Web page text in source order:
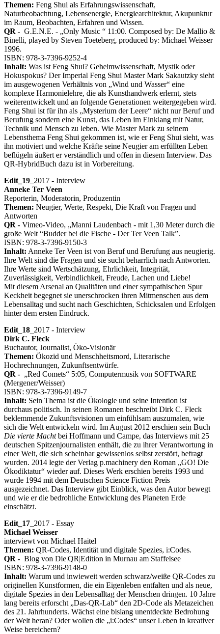
Themen: Feng Shui als Erfahrungswissenschaft,
Naturbeobachtung, Lebensenergie, Energiearchitektur, Akupunktur
im Raum, Beobachten, Erfahren und Wissen.
QR - G.E.N.E. - „Only Music “ 11:00. Composed by: De Mallio &
Binelli, played by Steven Toeteberg, produced by: Michael Weisser
1996.
ISBN: 978-3-7396-9252-4
Inhalt: Was ist Feng Shui? Geheimwissenschaft, Mystik oder
Hokuspokus? Der Imperial Feng Shui Master Mark Sakautzky sieht
im ausgewogenen Verhältnis von „Wind und Wasser“ eine
komplexe Harmonielehre, die als Kunsthandwerk erlernt, stets
weiterentwickelt und an folgende Generationen weitergegeben wird.
Feng Shui ist für ihn als „Mysterium der Leere“ nicht nur Beruf und
Berufung sondern eine Kunst, das Leben im Einklang mit Natur,
Technik und Mensch zu leben. Wie Master Mark zu seinem
Lebensthema Feng Shui gekommen ist, wie er Feng Shui sieht, was
ihn motiviert und welche Kräfte seine Neugier am erfüllten Leben
beflügeln äußert er verständlich und offen in diesem Interview. Das
QR-HybridBuch dazu ist in Vorbereitung.
Edit_19 _2017 - Interview
Anneke Ter Veen
Reporterin, Moderatorin, Produzentin
Themen: Neugier, Werte, Respekt, Die Kraft von Fragen und
Antworten
QR - Vimeo-Video, „Manni Laudenbach - mit 1,30 Meter durch die
große Welt “Budder bei die Fische - Der Ter Veen Talk”.
ISBN: 978-3-7396-9150-3
Inhalt: Anneke Ter Veen ist von Beruf und Berufung aus neugierig.
Ihre Welt sind die Fragen und sie sucht beharrlich nach Antworten.
Ihre Werte sind Wertschätzung, Ehrlichkeit, Integrität,
Zuverlässigkeit, Verbindlichkeit, Freude, Lachen und Liebe!
Mit diesem Arsenal an Qualitäten und einer sympathischen Spur
Keckheit begegnet sie unerschrocken ihren Mitmenschen aus dem
Lebensalltag und sucht nach Geschichten, Schicksalen und Erfolgen
hinter dem ersten Eindruck.
Edit_18 _2017 - Interview
Dirk C. Fleck
Buchautor, Journalist, Öko-Visionär
Themen: Ökozid und Menschheitsmord, Literarische
Hochrechnungen, Zukunftsentwürfe.
QR - „Red Comets“ 5:05, Computermusik von SOFTWARE
(Mergener/Weisser)
ISBN: 978-3-7396-9149-7
Inhalt: Sein Thema ist die Ökologie und seine Intention ist
durchaus politisch. In seinen Romanen beschreibt Dirk C. Fleck
beklemmende Zukunftsvisionen um einfühlsam auszumalen, wie
sich die Welt entwickeln wird. Im August 2012 erschien sein Buch
Die vierte Machtbei Hoffmann und Campe, das Interviews mit 25
deutschen Spitzenjournalisten enthält, die zu ihrer Verantwortung in
einer Welt, die sich scheinbar gewissenlos selbst zerstört, befragt
wurden. 2014 legte der Verlag p.machinery den Roman „GO! Die
Ökodiktatur“ wieder auf. Dieses Werk erschien bereits 1993 und
wurde 1994 mit dem Deutschen Science Fiction Preis
ausgezeichnet. Das Interview gibt Einblick, was den Autor bewegt
und wie er die bedrohliche Entwicklung des Planeten Erde
einschätzt.
Edit_17 _2017 - Essay
Michael Weisser
interviewt von Michael Haitel
Themen: QR-Codes, Identität und digitale Spezies, i:Codes.
QR - Blog von Die|QR|Edition in Murnau am Staffelsee
ISBN: 978-3-7396-9148-0
Inhalt: Warum und inwieweit werden schwarz/weiße QR-Codes zu
originellen Kunstformen, die ein Eigenleben entfalten und als neue,
digitale Spezies in den Lebensalltag der Menschen dringen. 10 Jahre
lang bereits erforscht „Das-QR-Lab“ den 2D-Code als Metazeichen
des 21. Jahrhunderts. Wächst eine bislang unentdeckte Bedrohung
der Welt heran? Oder wollen die „i:Codes“ unser Leben in kreativer
Weise bereichern?